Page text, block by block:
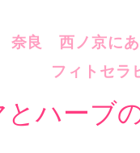
奈良 西ノ京にあ
フィトセラ
とハーブ